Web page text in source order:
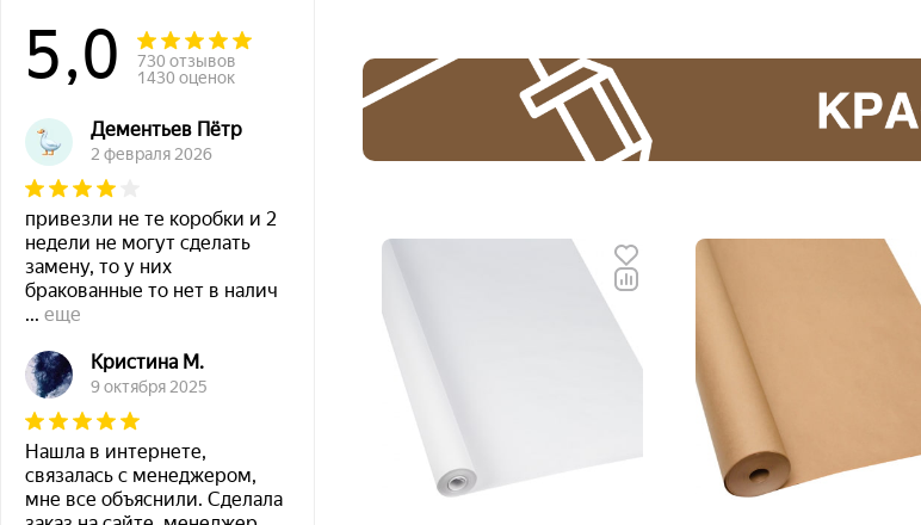
5,0
730 отзывов
1430 оценок
Дементьев Пётр
2 февраля 2026
привезли не те коробки и 2
недели не могут сделать
замену, то у них
бракованные то нет в налич
... еще
Кристина М.
9 октября 2025
Нашла в интернете,
связалась с менеджером,
мне все объяснили. Сделала